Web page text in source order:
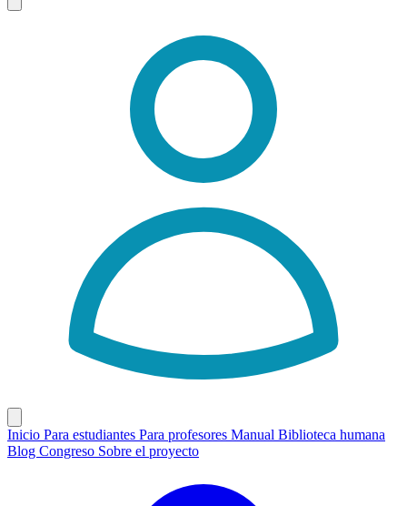
Inicio Para estudiantes Para profesores Manual Biblioteca humana
Blog Congreso Sobre el proyecto